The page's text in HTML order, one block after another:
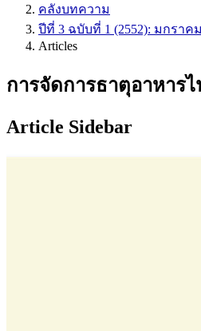
คลังบทความ
ปีที่ 3 ฉบับที่ 1 (2552): มกราค
Articles
การจัดการธาตุอาหาร
Article Sidebar